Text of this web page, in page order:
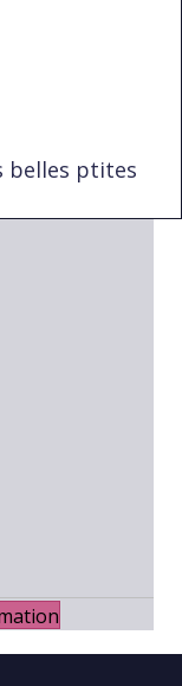
belles ptites